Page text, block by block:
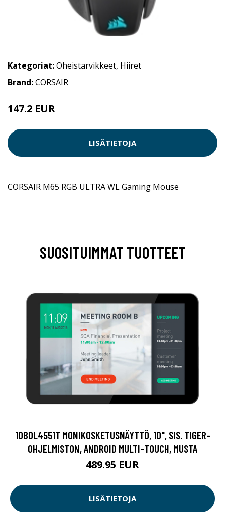
Kategoriat:Oheistarvikkeet, Hiiret
Brand:CORSAIR
147.2 EUR
LISÄTIETOJA
CORSAIR M65 RGB ULTRA WL Gaming Mouse
SUOSITUIMMAT TUOTTEET
10BDL4551T MONIKOSKETUSNÄYTTÖ, 10", SIS. TIGER-
OHJELMISTON, ANDROID MULTI-TOUCH, MUSTA
489.95 EUR
LISÄTIETOJA